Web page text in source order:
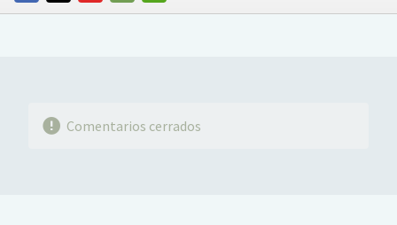
FACEBOOKTWITTERFLIPBOARD
E-
WHATSAPP
Comentarios cerrados